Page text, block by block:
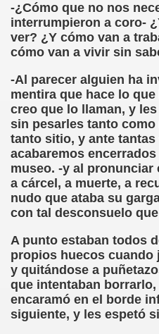
-¿Cómo que no nos
interrumpieron a coro-
ver? ¿Y cómo van a
cómo van a vivir sin
-Al parecer alguien ha
mentira que hace lo
creo que lo llaman, y
sin pesarles tanto
tanto sitio, y ante
acabaremos
museo. -y al pronunciar
a cárcel, a muerte, a
nudo que ataba su
con tal desconsuelo
A punto estaban todos
propios huecos cuando
y quitándose a
que intentaban
encaramó en el borde
siguiente, y les espetó
(Francisco Javier
(Roberto Enjuto)
Fundamento Y
(Rogelio Muñoz Martínez)
(Francesc Miñana)
Suárez Santana)
no latino (Pedro Zurita)